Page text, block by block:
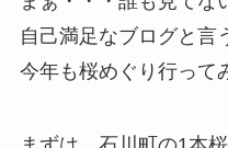
自己満足なブログと言
今年も桜めぐり行って